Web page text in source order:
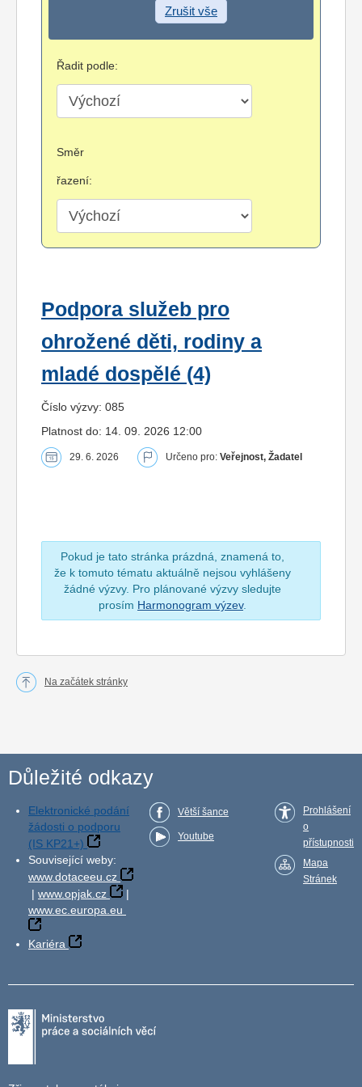
Zrušit vše
Řadit podle:
Směr
řazení:
Podpora služeb pro
ohrožené děti, rodiny a
mladé dospělé (4)
Číslo výzvy: 085
Platnost do: 14. 09. 2026 12:00
29. 6. 2026 Určeno pro: Veřejnost, Žadatel
Pokud je tato stránka prázdná, znamená to,
že k tomuto tématu aktuálně nejsou vyhlášeny
žádné výzvy. Pro plánované výzvy sledujte
prosím Harmonogram výzev.
Na začátek stránky
Důležité odkazy
Elektronické podání
žádosti o podporu
(IS KP21+)
Související weby:
www.dotaceeu.cz
| www.opjak.cz
|
www.ec.europa.eu
Kariéra
Větší šance
Youtube
Prohlášení
o
přístupnosti
Mapa
Stránek